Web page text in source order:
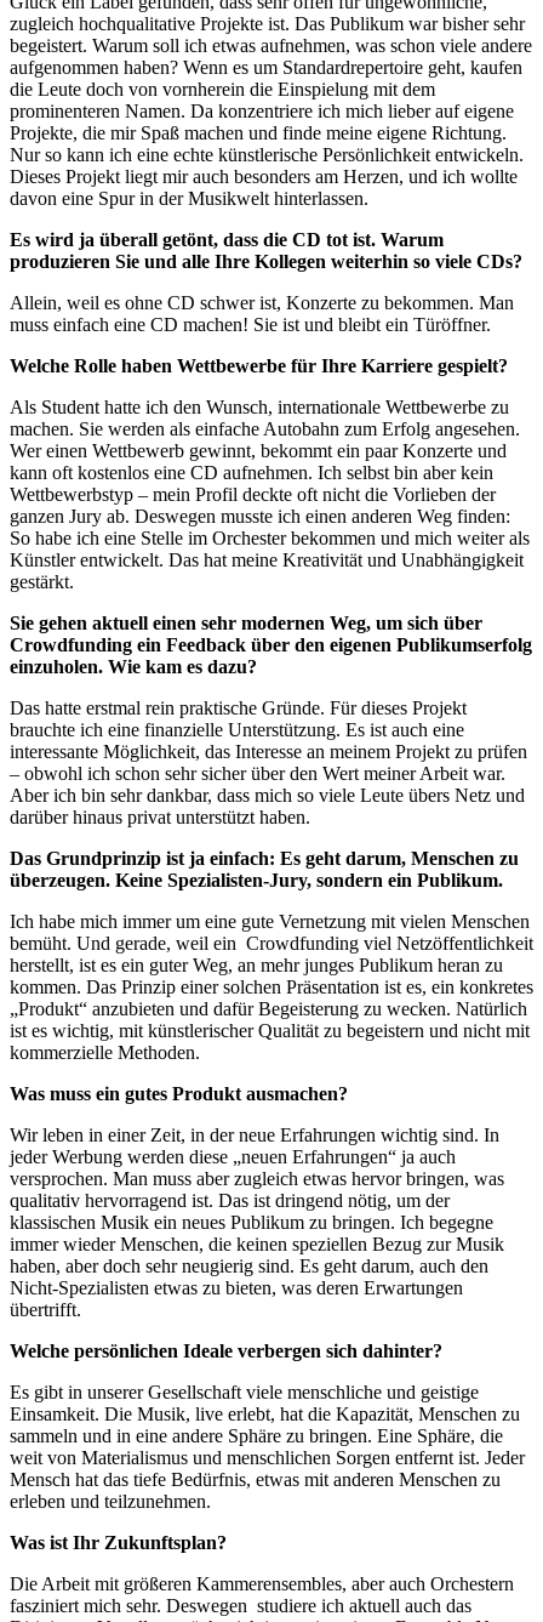
zugleich hochqualitative Projekte ist. Das Publikum war bisher sehr
begeistert. Warum soll ich etwas aufnehmen, was schon viele andere
aufgenommen haben? Wenn es um Standardrepertoire geht, kaufen
die Leute doch von vornherein die Einspielung mit dem
prominenteren Namen. Da konzentriere ich mich lieber auf eigene
Projekte, die mir Spaß machen und finde meine eigene Richtung.
Nur so kann ich eine echte künstlerische Persönlichkeit entwickeln.
Dieses Projekt liegt mir auch besonders am Herzen, und ich wollte
davon eine Spur in der Musikwelt hinterlassen.
Es wird ja überall getönt, dass die CD tot ist. Warum
produzieren Sie und alle Ihre Kollegen weiterhin so viele CDs?
Allein, weil es ohne CD schwer ist, Konzerte zu bekommen. Man
muss einfach eine CD machen! Sie ist und bleibt ein Türöffner.
Welche Rolle haben Wettbewerbe für Ihre Karriere gespielt?
Als Student hatte ich den Wunsch, internationale Wettbewerbe zu
machen. Sie werden als einfache Autobahn zum Erfolg angesehen.
Wer einen Wettbewerb gewinnt, bekommt ein paar Konzerte und
kann oft kostenlos eine CD aufnehmen. Ich selbst bin aber kein
Wettbewerbstyp – mein Profil deckte oft nicht die Vorlieben der
ganzen Jury ab. Deswegen musste ich einen anderen Weg finden:
So habe ich eine Stelle im Orchester bekommen und mich weiter als
Künstler entwickelt. Das hat meine Kreativität und Unabhängigkeit
gestärkt.
Sie gehen aktuell einen sehr modernen Weg, um sich über
Crowdfunding ein Feedback über den eigenen Publikumserfolg
einzuholen. Wie kam es dazu?
Das hatte erstmal rein praktische Gründe. Für dieses Projekt
brauchte ich eine finanzielle Unterstützung. Es ist auch eine
interessante Möglichkeit, das Interesse an meinem Projekt zu prüfen
– obwohl ich schon sehr sicher über den Wert meiner Arbeit war.
Aber ich bin sehr dankbar, dass mich so viele Leute übers Netz und
darüber hinaus privat unterstützt haben.
Das Grundprinzip ist ja einfach: Es geht darum, Menschen zu
überzeugen. Keine Spezialisten-Jury, sondern ein Publikum.
Ich habe mich immer um eine gute Vernetzung mit vielen Menschen
bemüht. Und gerade, weil ein Crowdfunding viel Netzöffentlichkeit
herstellt, ist es ein guter Weg, an mehr junges Publikum heran zu
kommen. Das Prinzip einer solchen Präsentation ist es, ein konkretes
„Produkt“ anzubieten und dafür Begeisterung zu wecken. Natürlich
ist es wichtig, mit künstlerischer Qualität zu begeistern und nicht mit
kommerzielle Methoden.
Was muss ein gutes Produkt ausmachen?
Wir leben in einer Zeit, in der neue Erfahrungen wichtig sind. In
jeder Werbung werden diese „neuen Erfahrungen“ ja auch
versprochen. Man muss aber zugleich etwas hervor bringen, was
qualitativ hervorragend ist. Das ist dringend nötig, um der
klassischen Musik ein neues Publikum zu bringen. Ich begegne
immer wieder Menschen, die keinen speziellen Bezug zur Musik
haben, aber doch sehr neugierig sind. Es geht darum, auch den
Nicht-Spezialisten etwas zu bieten, was deren Erwartungen
übertrifft.
Welche persönlichen Ideale verbergen sich dahinter?
Es gibt in unserer Gesellschaft viele menschliche und geistige
Einsamkeit. Die Musik, live erlebt, hat die Kapazität, Menschen zu
sammeln und in eine andere Sphäre zu bringen. Eine Sphäre, die
weit von Materialismus und menschlichen Sorgen entfernt ist. Jeder
Mensch hat das tiefe Bedürfnis, etwas mit anderen Menschen zu
erleben und teilzunehmen.
Was ist Ihr Zukunftsplan?
Die Arbeit mit größeren Kammerensembles, aber auch Orchestern
fasziniert mich sehr. Deswegen studiere ich aktuell auch das